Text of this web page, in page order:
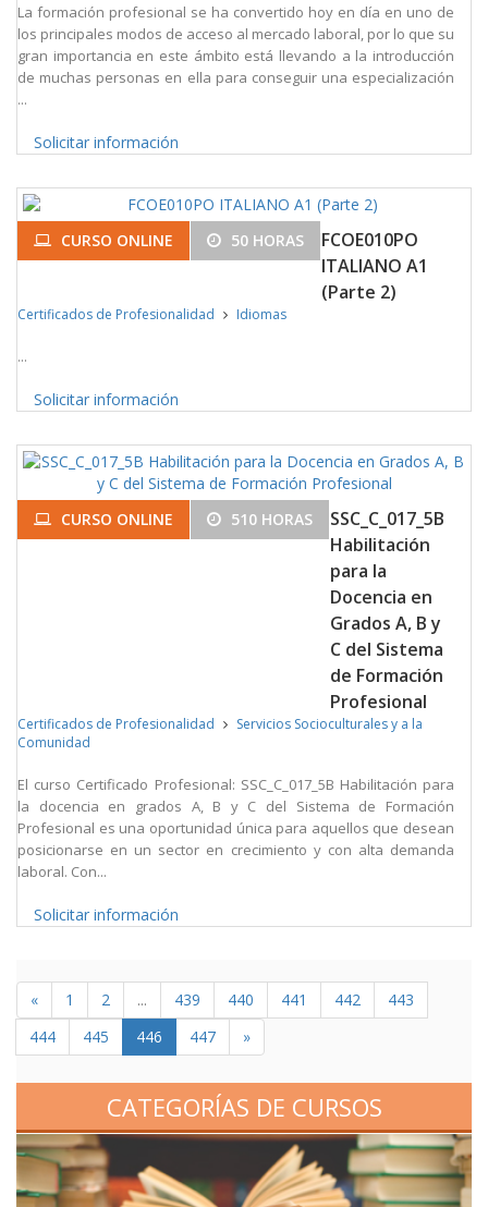
La formación profesional se ha convertido hoy en día en uno de
los principales modos de acceso al mercado laboral, por lo que su
gran importancia en este ámbito está llevando a la introducción
de muchas personas en ella para conseguir una especialización
...
Solicitar información
CURSO ONLINE 50 HORAS
FCOE010PO
ITALIANO A1
(Parte 2)
Certificados de Profesionalidad Idiomas
...
Solicitar información
CURSO ONLINE 510 HORAS
SSC_C_017_5B
Habilitación
para la
Docencia en
Grados A, B y
C del Sistema
de Formación
Profesional
Certificados de Profesionalidad
Servicios Socioculturales y a la
Comunidad
El curso Certificado Profesional: SSC_C_017_5B Habilitación para
la docencia en grados A, B y C del Sistema de Formación
Profesional es una oportunidad única para aquellos que desean
posicionarse en un sector en crecimiento y con alta demanda
laboral. Con...
Solicitar información
« 1 2 ... 439 440 441 442
443
444
445 446 447 »
CATEGORÍAS DE CURSOS